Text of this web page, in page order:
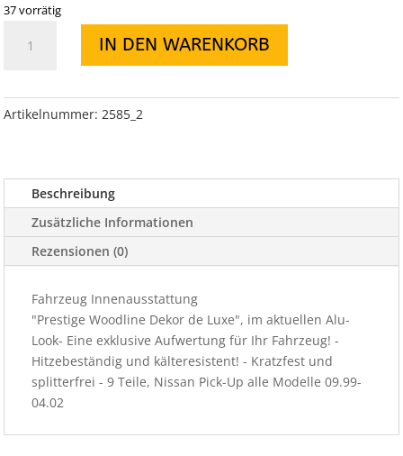
37 vorrätig
Innenausstattung
Pick-
Modelle
09.99-
Menge
IN DEN WARENKORB
Artikelnummer: 2585_2
Beschreibung
Zusätzliche Informationen
Rezensionen (0)
Fahrzeug Innenausstattung
"Prestige Woodline Dekor de Luxe", im aktuellen Alu-
Look- Eine exklusive Aufwertung für Ihr Fahrzeug! -
Hitzebeständig und kälteresistent! - Kratzfest und
splitterfrei - 9 Teile, Nissan Pick-Up alle Modelle 09.99-
04.02